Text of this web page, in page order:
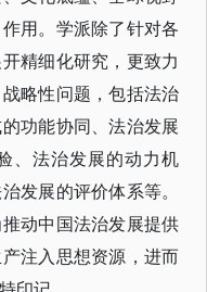
用。学派除了针对各
精细化研究，更致力
略性问题，包括法治
功能协同、法治发展
、法治发展的动力机
发展的评价体系等。
动中国法治发展提供
注入思想资源，进而